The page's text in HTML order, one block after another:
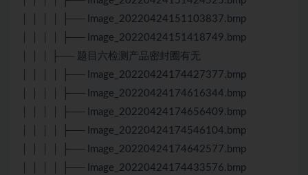
│ │ │ │ ├── Image_20220424151103837.bmp
│ │ │ │ ├── Image_20220424151418749.bmp
│ │ │ ├── 题目六检测产品密封圈有无
│ │ │ │ ├── Image_20220424174427377.bmp
│ │ │ │ ├── Image_20220424174616344.bmp
│ │ │ │ ├── Image_20220424174656409.bmp
│ │ │ │ ├── Image_20220424174546104.bmp
│ │ │ │ ├── Image_20220424174642577.bmp
│ │ │ │ ├── Image_20220424174433576.bmp